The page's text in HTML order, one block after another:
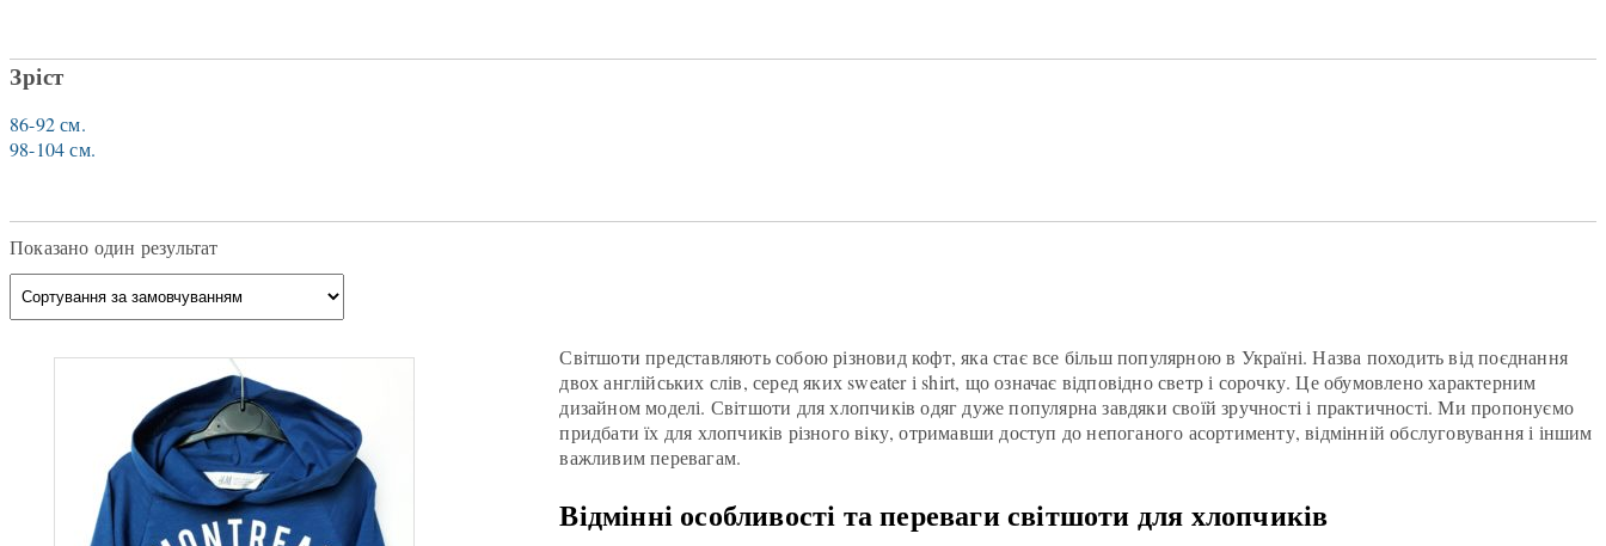
Зріст
86-92 см.
98-104 см.
Показано один результат
Світшоти представляють собою різновид кофт, яка стає все більш популярною в Україні. Назва походить від поєднання
двох англійських слів, серед яких sweater і shirt, що означає відповідно светр і сорочку. Це обумовлено характерним
дизайном моделі. Світшоти для хлопчиків одяг дуже популярна завдяки своїй зручності і практичності. Ми пропонуємо
придбати їх для хлопчиків різного віку, отримавши доступ до непоганого асортименту, відмінній обслуговування і іншим
важливим перевагам.
Відмінні особливості та переваги світшоти для хлопчиків